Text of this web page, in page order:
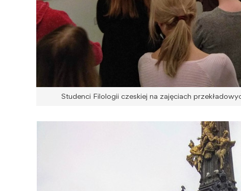
Studenci Filologii czeskiej na zajęciach